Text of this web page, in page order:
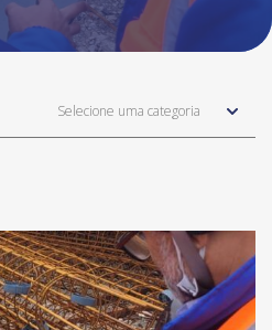
Selecione uma categoria